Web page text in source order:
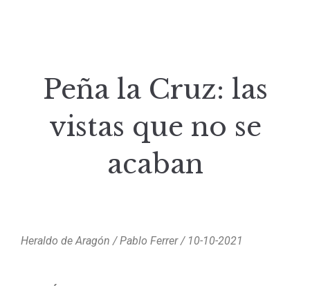
Peña la Cruz: las
vistas que no se
acaban
Heraldo de Aragón / Pablo Ferrer / 10-10-2021